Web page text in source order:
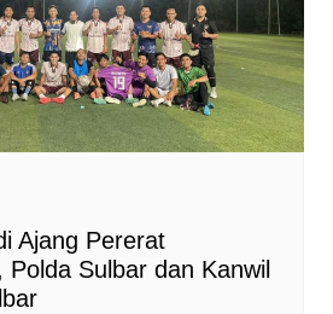
Ajang Pererat
Polda Sulbar dan Kanwil